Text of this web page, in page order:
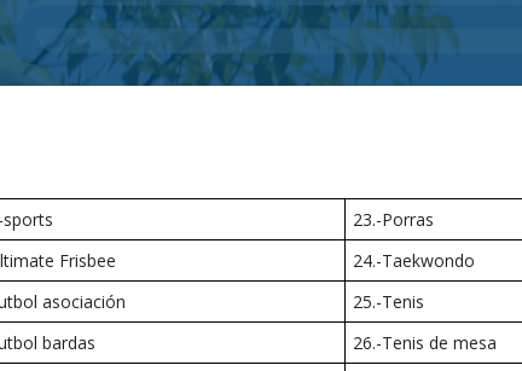
sports
23.-Porras
Frisbee
24.-Taekwondo
asociación
25.-Tenis
bardas
26.-Tenis de mesa